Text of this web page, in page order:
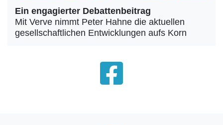
Ein engagierter Debattenbeitrag
Mit Verve nimmt Peter Hahne die aktuellen
gesellschaftlichen Entwicklungen aufs Korn